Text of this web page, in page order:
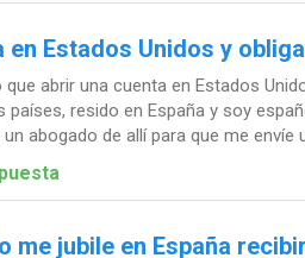
en Estados Unidos y
que abrir una cuenta en Estados
países, resido en España y soy
abogado de allí para que me envíe
me jubile en España